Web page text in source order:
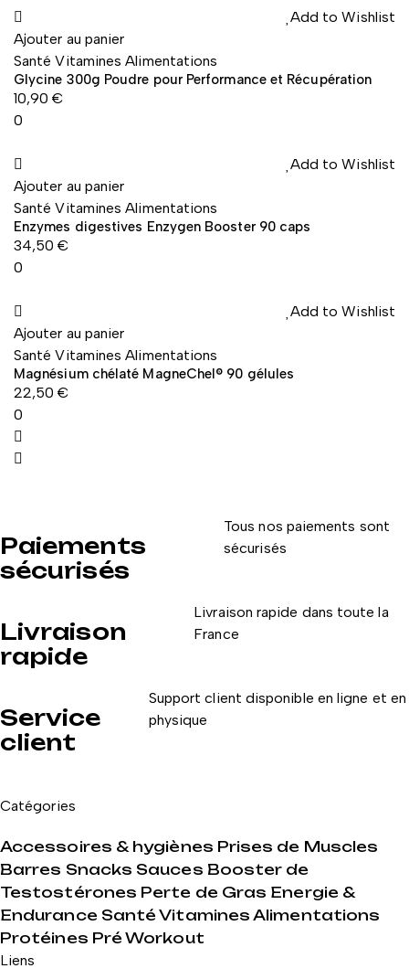
Add to Wishlist
Ajouter au panier
Santé Vitamines Alimentations
Glycine 300g Poudre pour Performance et Récupération
10,90€
0
Add to Wishlist
Ajouter au panier
Santé Vitamines Alimentations
Enzymes digestives Enzygen Booster 90 caps
34,50€
0
Add to Wishlist
Ajouter au panier
Santé Vitamines Alimentations
Magnésium chélaté MagneChel® 90 gélules
22,50€
0
Paiements
sécurisés
Tous nos paiements sont
sécurisés
Livraison
rapide
Livraison rapide dans toute la
France
Service
client
Support client disponible en ligne et en
physique
Catégories
Accessoires & hygiènes Prises de Muscles
Barres Snacks Sauces Booster de
Testostérones Perte de Gras Energie &
Endurance Santé Vitamines Alimentations
Protéines Pré Workout
Liens